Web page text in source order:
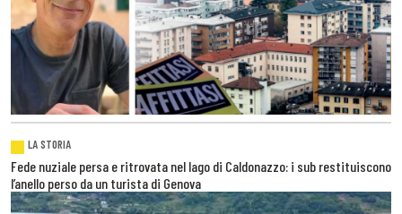
LA STORIA
Fede nuziale persa e ritrovata nel lago di Caldonazzo: i sub restituiscono
l’anello perso da un turista di Genova